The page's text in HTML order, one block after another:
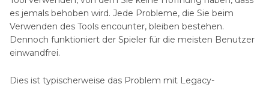
es jemals behoben wird. Jede Probleme, die Sie beim
Verwenden des Tools encounter, bleiben bestehen.
Dennoch funktioniert der Spieler für die meisten Benutzer
einwandfrei.
Dies ist typischerweise das Problem mit Legacy-